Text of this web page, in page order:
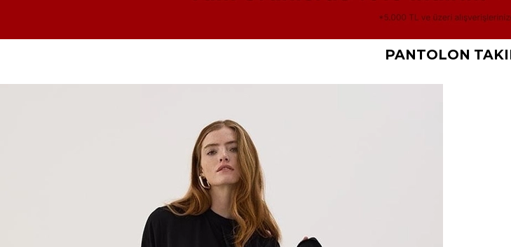
PANTOLON